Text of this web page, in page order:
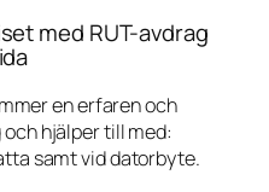
med RUT-avdrag
en erfaren och
hjälper till med:
samt vid datorbyte.